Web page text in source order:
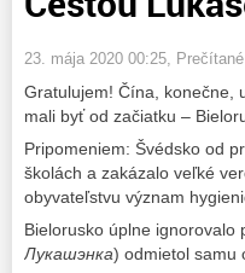
23. mája 2020 00:25 ,
Gratulujem! Čína, konečne,
mali byť od začiatku –
Pripomeniem: Švédsko od
školách a zakázalo veľké
obyvateľstvu význam
Bielorusko úplne ignorovalo
Лукашэнка) odmietol samu